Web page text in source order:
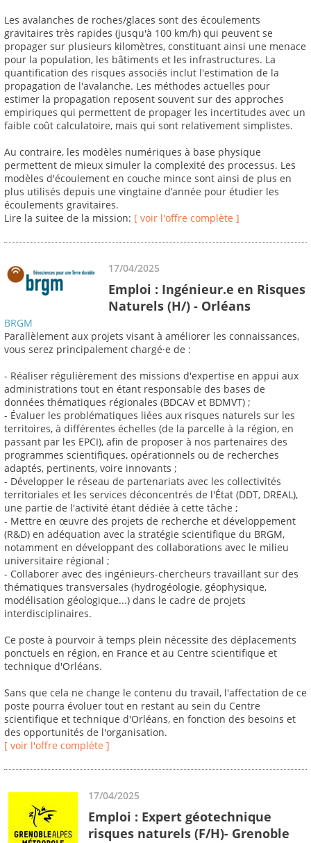
Les avalanches de roches/glaces sont des écoulements
gravitaires très rapides (jusqu'à 100 km/h) qui peuvent se
propager sur plusieurs kilomètres, constituant ainsi une menace
pour la population, les bâtiments et les infrastructures. La
quantification des risques associés inclut l'estimation de la
propagation de l'avalanche. Les méthodes actuelles pour
estimer la propagation reposent souvent sur des approches
empiriques qui permettent de propager les incertitudes avec un
faible coût calculatoire, mais qui sont relativement simplistes.
Au contraire, les modèles numériques à base physique
permettent de mieux simuler la complexité des processus. Les
modèles d'écoulement en couche mince sont ainsi de plus en
plus utilisés depuis une vingtaine d’année pour étudier les
écoulements gravitaires.
Lire la suitee de la mission: [ voir l'offre complète ]
17/04/2025
Emploi : Ingénieur.e en Risques
Naturels (H/) - Orléans
BRGM
Parallèlement aux projets visant à améliorer les connaissances,
vous serez principalement chargé·e de :
- Réaliser régulièrement des missions d'expertise en appui aux
administrations tout en étant responsable des bases de
données thématiques régionales (BDCAV et BDMVT) ;
- Évaluer les problématiques liées aux risques naturels sur les
territoires, à différentes échelles (de la parcelle à la région, en
passant par les EPCI), afin de proposer à nos partenaires des
programmes scientifiques, opérationnels ou de recherches
adaptés, pertinents, voire innovants ;
- Développer le réseau de partenariats avec les collectivités
territoriales et les services déconcentrés de l'État (DDT, DREAL),
une partie de l'activité étant dédiée à cette tâche ;
- Mettre en œuvre des projets de recherche et développement
(R&D) en adéquation avec la stratégie scientifique du BRGM,
notamment en développant des collaborations avec le milieu
universitaire régional ;
- Collaborer avec des ingénieurs-chercheurs travaillant sur des
thématiques transversales (hydrogéologie, géophysique,
modélisation géologique...) dans le cadre de projets
interdisciplinaires.
Ce poste à pourvoir à temps plein nécessite des déplacements
ponctuels en région, en France et au Centre scientifique et
technique d'Orléans.
Sans que cela ne change le contenu du travail, l'affectation de ce
poste pourra évoluer tout en restant au sein du Centre
scientifique et technique d'Orléans, en fonction des besoins et
des opportunités de l'organisation.
[ voir l'offre complète ]
17/04/2025
Emploi : Expert géotechnique
risques naturels (F/H)- Grenoble